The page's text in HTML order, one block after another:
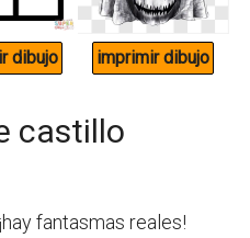
castillo
fantasmas reales!